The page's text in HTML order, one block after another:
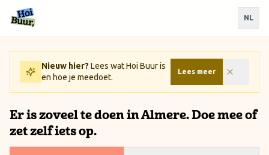
Ga naar inhoud / Skip to content
NL
Nieuw hier? Lees wat Hoi Buur is
en hoe je meedoet.
Lees meer
Er is zoveel te doen in Almere. Doe mee of
zet zelf iets op.